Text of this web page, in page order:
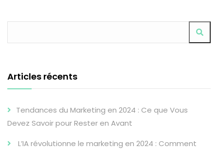
Articles récents
Tendances du Marketing en 2024 : Ce que Vous
Devez Savoir pour Rester en Avant
L’IA révolutionne le marketing en 2024 : Comment